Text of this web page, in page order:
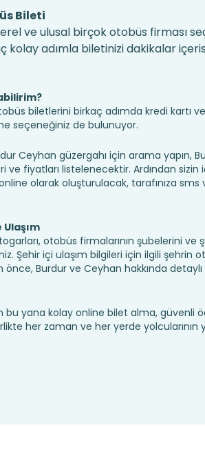
Bileti
ve ulusal birçok otobüs firması
kolay adımla biletinizi dakikalar
biletlerini birkaç adımda kredi kartı
seçeneğiniz de bulunuyor.
Ceyhan güzergahı için arama yapın,
fiyatları listelenecektir. Ardından
olarak oluşturulacak, tarafınıza
otobüs firmalarının şubelerini ve
Şehir içi ulaşım bilgileri için ilgili şehrin
Burdur ve Ceyhan hakkında
bu yana kolay online bilet alma,
her zaman ve her yerde yolcularının